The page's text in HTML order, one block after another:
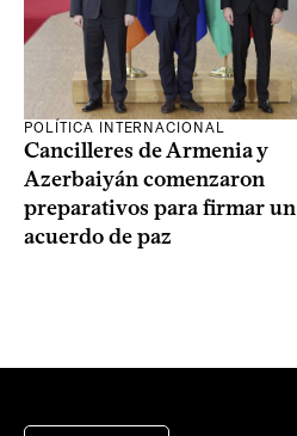
POLÍTICA INTERNACIONAL
Cancilleres de Armenia y
Azerbaiyán comenzaron
preparativos para firmar un
acuerdo de paz